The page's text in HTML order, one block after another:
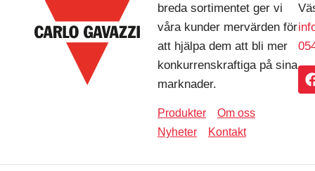
breda sortimentet ger vi
våra kunder mervärden för
att hjälpa dem att bli mer
konkurrenskraftiga på sina
marknader.
Produkter
Om oss
Nyheter
Kontakt